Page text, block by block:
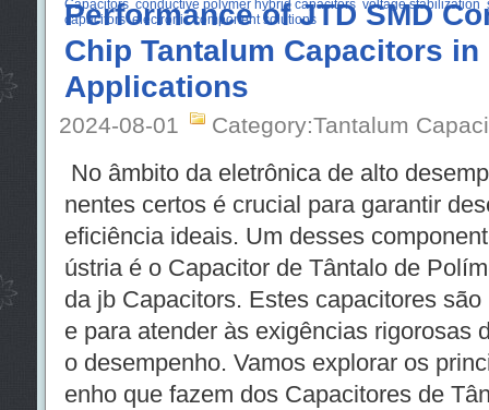
Capacitors conductive polymer hybrid capacitors voltage stabilization
capacitors electronic component solutions
Performance of JTD SMD
Chip Tantalum Capacitors
Applications
2024-08-01 Category:Tantalum
No âmbito da eletrônica de alto
nentes certos é crucial para garantir
eficiência ideais. Um desses
ústria é o Capacitor de Tântalo de
da jb Capacitors. Estes capacitores
e para atender às exigências rigorosas
o desempenho. Vamos explorar os
enho que fazem dos Capacitores de